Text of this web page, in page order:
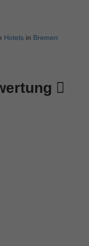
Hotels in Bremen